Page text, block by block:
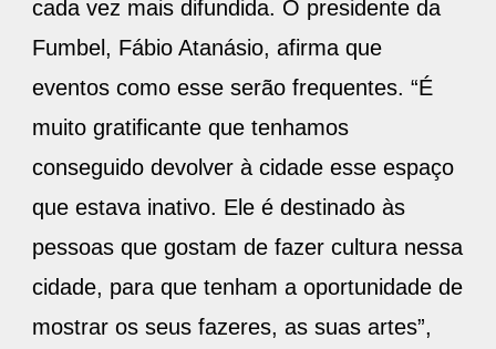
cada vez mais difundida. O presidente da
Fumbel, Fábio Atanásio, afirma que
eventos como esse serão frequentes. “É
muito gratificante que tenhamos
conseguido devolver à cidade esse espaço
que estava inativo. Ele é destinado às
pessoas que gostam de fazer cultura nessa
cidade, para que tenham a oportunidade de
mostrar os seus fazeres, as suas artes”,